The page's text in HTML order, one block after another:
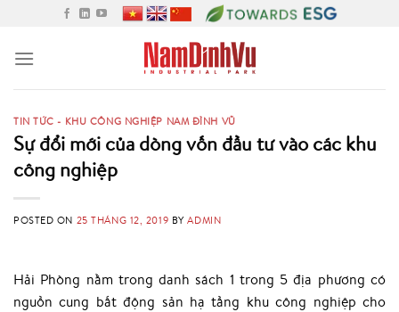
content
TIN TỨC - KHU CÔNG NGHIỆP NAM ĐÌNH VŨ
Sự đổi mới của dòng vốn đầu tư vào các khu
công nghiệp
POSTED ON 25 THÁNG 12, 2019 BYADMIN
Hải Phòng nằm trong danh sách 1 trong 5 địa phương có
nguồn cung bất động sản hạ tầng khu công nghiệp cho